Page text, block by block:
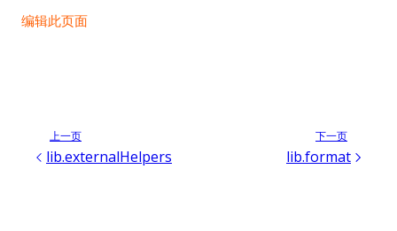
编辑此页面
上一页
lib.externalHelpers
下一页
lib.format